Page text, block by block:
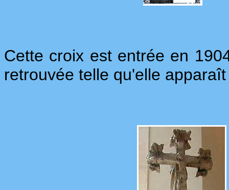
Cette croix est entrée en
retrouvée telle qu'elle